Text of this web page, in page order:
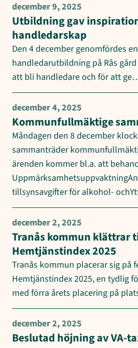
december 9, 2025
Utbildning gav
handledarskap
Den 4 december genomfördes en
handledarutbildning på Rås
att bli handledare och för att
december 4, 2025
Kommunfullmäktige
Måndagen den 8 december
sammanträder
ärenden kommer bl.a. att
tillsynsavgifter för alkohol-
december 2, 2025
Tranås kommun klättrar
Hemtjänstindex 2025
Tranås kommun placerar sig på
Hemtjänstindex 2025, en tydlig
med förra årets placering på
december 2, 2025
Beslutad höjning av VA-